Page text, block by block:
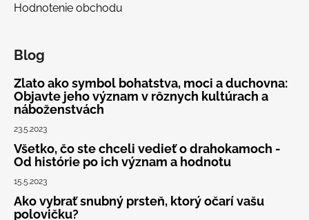
Hodnotenie obchodu
Blog
Zlato ako symbol bohatstva, moci a duchovna:
Objavte jeho význam v rôznych kultúrach a
náboženstvách
23.5.2023
Všetko, čo ste chceli vedieť o drahokamoch -
Od histórie po ich význam a hodnotu
15.5.2023
Ako vybrať snubný prsteň, ktorý očarí vašu
polovičku?